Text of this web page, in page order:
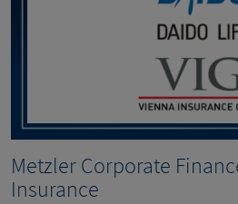
Metzler Corporate
Insurance